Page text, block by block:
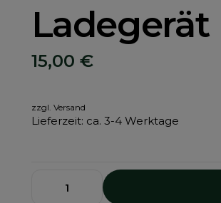
Ladegerät
15,00 €
zzgl. Versand
Lieferzeit: ca. 3-4 Werktage